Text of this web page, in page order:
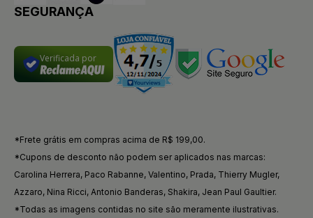
SEGURANÇA
Verificada por
*Frete grátis em compras acima de R$ 199,00.
*Cupons de desconto não podem ser aplicados nas marcas:
Carolina Herrera, Paco Rabanne, Valentino, Prada, Thierry Mugler,
Azzaro, Nina Ricci, Antonio Banderas, Shakira, Jean Paul Gaultier.
*Todas as imagens contidas no site são meramente ilustrativas.